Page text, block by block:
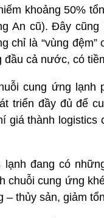
khoảng 50%
An cũ). Đây
chỉ là “vùng
đầu cả nước, có
cung ứng lạnh
triển đầy đủ để
giá thành
lạnh đang có
chuỗi cung ứng
– thủy sản, giảm